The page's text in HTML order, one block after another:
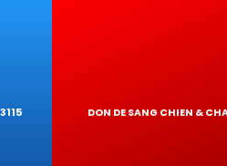
DON DE SANG CHIEN &